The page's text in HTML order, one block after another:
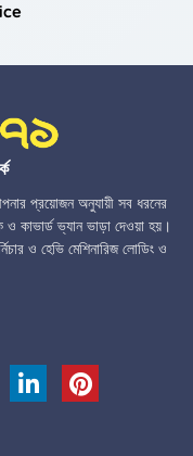
প্রয়োজন অনুযায়ী সব ধরনের
কাভার্ড ভ্যান ভাড়া দেওয়া হয়।
ও হেভি মেশিনারিজ লোডিং ও